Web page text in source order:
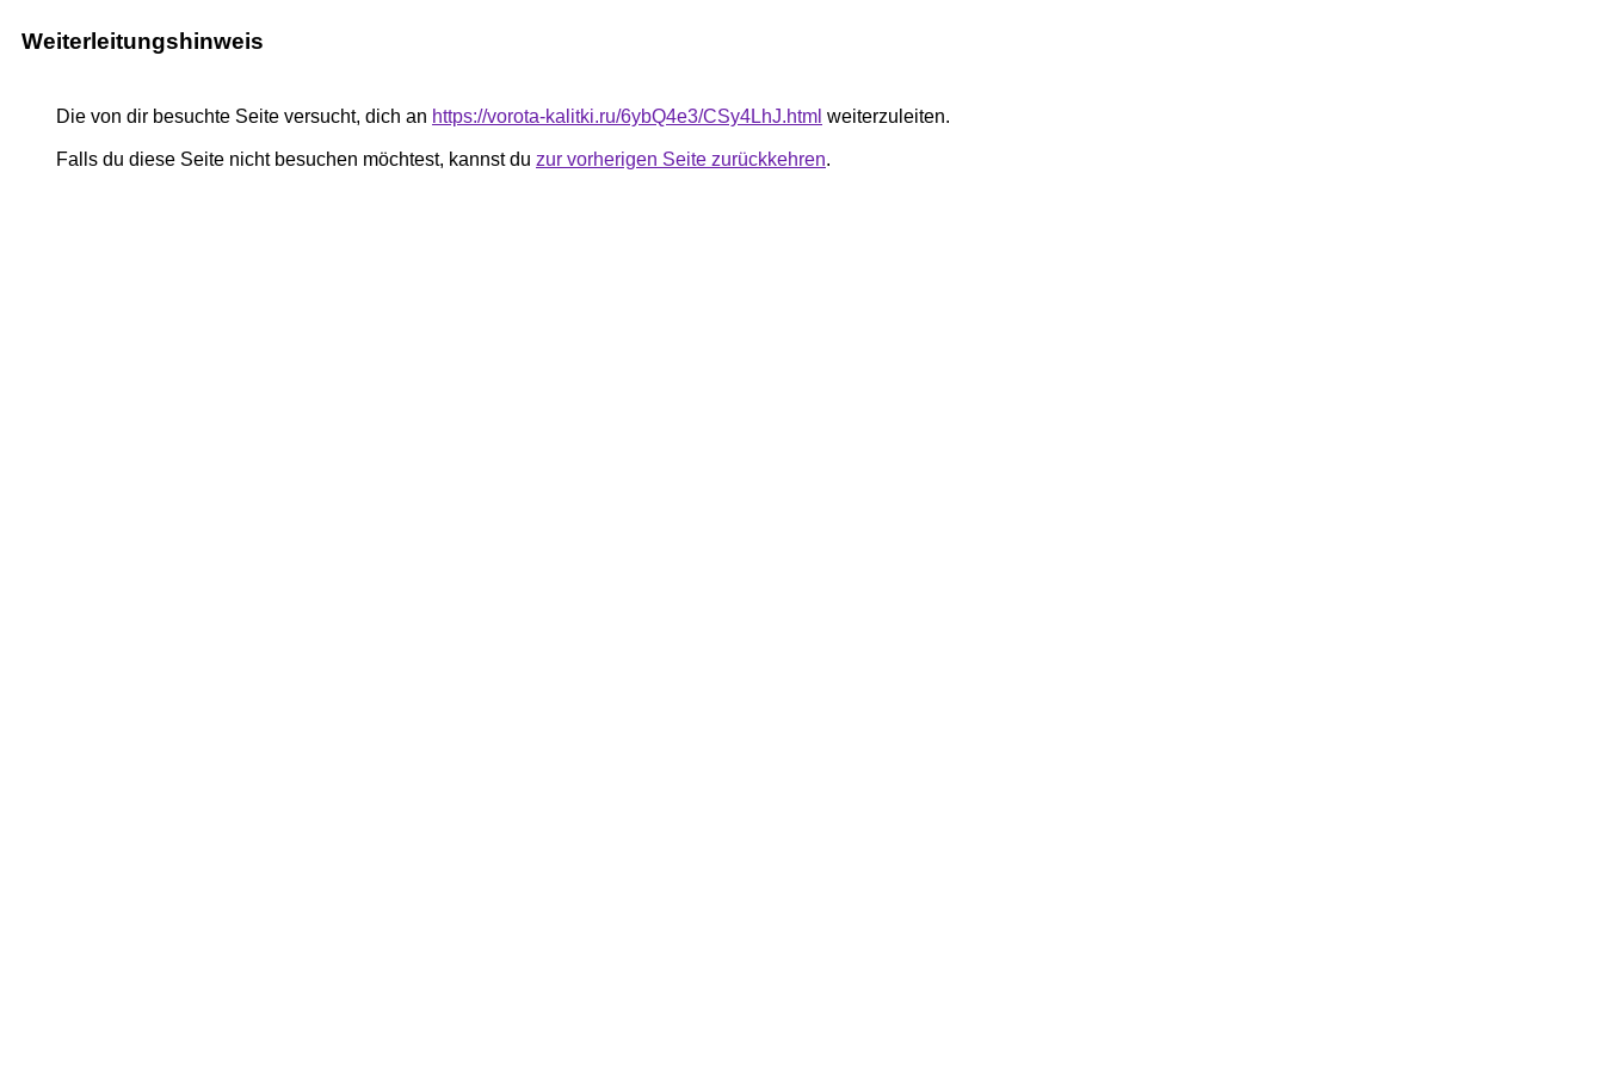
Weiterleitungshinweis
Die von dir besuchte Seite versucht, dich an https://vorota-kalitki.ru/6ybQ4e3/CSy4LhJ.html weiterzuleiten.
Falls du diese Seite nicht besuchen möchtest, kannst du zur vorherigen Seite zurückkehren.